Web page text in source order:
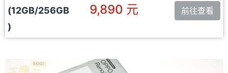
(12GB/256GB
)
9,890 元 前往查看